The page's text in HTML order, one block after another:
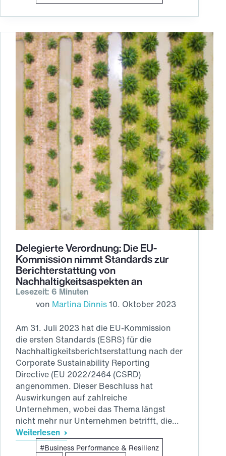
„atmendes“
Instrument
(nicht
nur)
für
die
strategische
Unternehmensfinanzierung
Teil
Delegierte Verordnung: Die EU-
Kommission nimmt Standards zur
Berichterstattung von
Nachhaltigkeitsaspekten an
Lesezeit: 6 Minuten
von Martina Dinnis10. Oktober 2023
Am 31. Juli 2023 hat die EU-Kommission
die ersten Standards (ESRS) für die
Nachhaltigkeitsberichtserstattung nach der
Corporate Sustainability Reporting
Directive (EU 2022/2464 (CSRD)
angenommen. Dieser Beschluss hat
Auswirkungen auf zahlreiche
Unternehmen, wobei das Thema längst
nicht mehr nur Unternehmen betrifft, die…
Weiterlesen
Delegierte
Verordnung:Business Performance & Resilienz